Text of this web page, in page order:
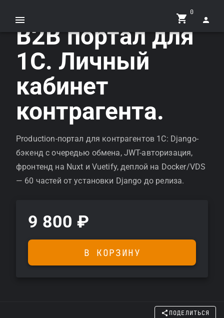
0
B2B портал для
1С. Личный
кабинет
контрагента.
Production-портал для контрагентов 1С: Django-
бэкенд с очередью обмена, JWT-авторизация,
фронтенд на Nuxt и Vuetify, деплой на Docker/VDS
— 60 частей от установки Django до релиза.
9 800 ₽
В КОРЗИНУ
ПОДЕЛИТЬСЯ